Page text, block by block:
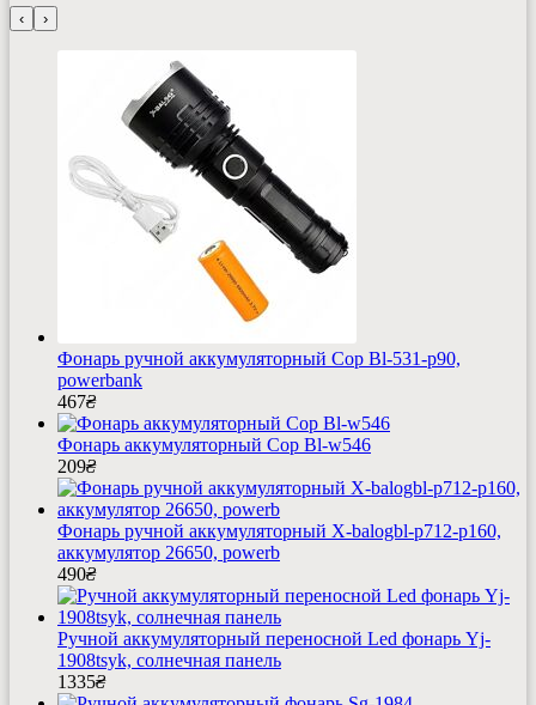
‹ ›
Фонарь ручной аккумуляторный Cop Bl-531-p90,
powerbank
467₴
Фонарь аккумуляторный Cop Bl-w546
209₴
Фонарь ручной аккумуляторный X-balogbl-p712-p160,
аккумулятор 26650, powerb
490₴
Ручной аккумуляторный переносной Led фонарь Yj-
1908tsyk, солнечная панель
1335₴